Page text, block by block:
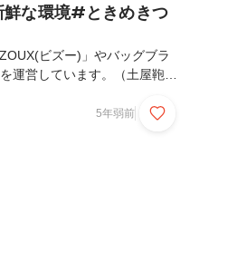
鮮な環境#ときめきつ
ビズー)」やバッグブラ
運営しています。（土屋鞄製
社員が増えてきました。そ
するのは、BIZOUX名古屋店
5年弱前